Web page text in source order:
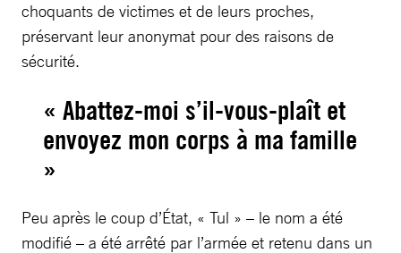
choquants de victimes et de leurs proches,
préservant leur anonymat pour des raisons de
sécurité.
« Abattez-moi s’il-vous-plaît et
envoyez mon corps à ma famille
»
Peu après le coup d’État, « Tul » – le nom a été
modifié – a été arrêté par l’armée et retenu dans un